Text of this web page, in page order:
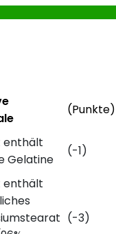
des
(Punkte)
enthält
Gelatine
(-1)
enthält
(-3)